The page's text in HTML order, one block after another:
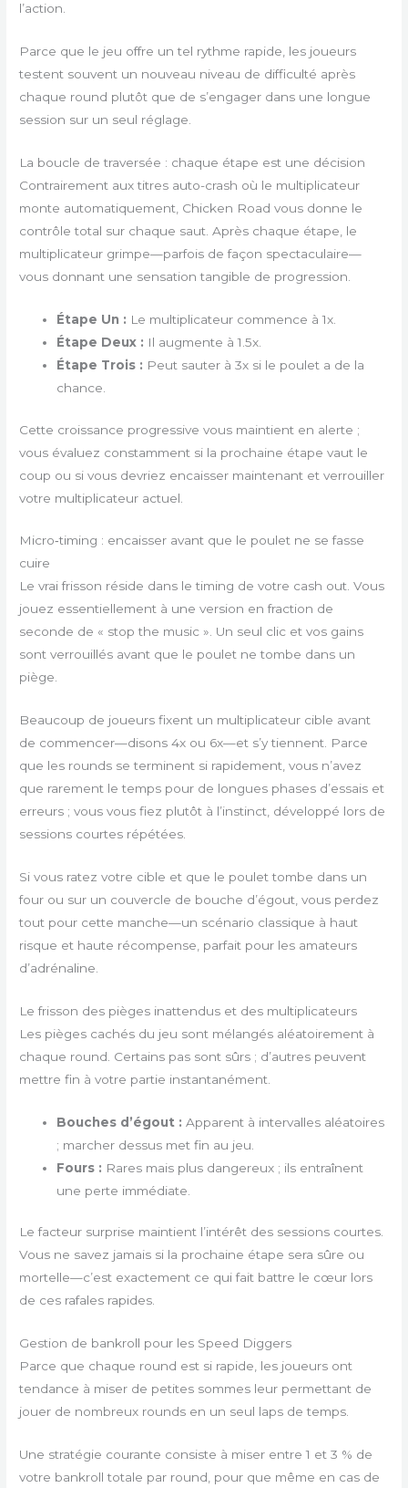
l’action.
Parce que le jeu offre un tel rythme rapide, les joueurs
testent souvent un nouveau niveau de difficulté après
chaque round plutôt que de s’engager dans une longue
session sur un seul réglage.
La boucle de traversée : chaque étape est une décision
Contrairement aux titres auto-crash où le multiplicateur
monte automatiquement, Chicken Road vous donne le
contrôle total sur chaque saut. Après chaque étape, le
multiplicateur grimpe—parfois de façon spectaculaire—
vous donnant une sensation tangible de progression.
Étape Un : Le multiplicateur commence à 1x.
Étape Deux : Il augmente à 1.5x.
Étape Trois : Peut sauter à 3x si le poulet a de la
chance.
Cette croissance progressive vous maintient en alerte ;
vous évaluez constamment si la prochaine étape vaut le
coup ou si vous devriez encaisser maintenant et verrouiller
votre multiplicateur actuel.
Micro‑timing : encaisser avant que le poulet ne se fasse
cuire
Le vrai frisson réside dans le timing de votre cash out. Vous
jouez essentiellement à une version en fraction de
seconde de « stop the music ». Un seul clic et vos gains
sont verrouillés avant que le poulet ne tombe dans un
piège.
Beaucoup de joueurs fixent un multiplicateur cible avant
de commencer—disons 4x ou 6x—et s’y tiennent. Parce
que les rounds se terminent si rapidement, vous n’avez
que rarement le temps pour de longues phases d’essais et
erreurs ; vous vous fiez plutôt à l’instinct, développé lors de
sessions courtes répétées.
Si vous ratez votre cible et que le poulet tombe dans un
four ou sur un couvercle de bouche d’égout, vous perdez
tout pour cette manche—un scénario classique à haut
risque et haute récompense, parfait pour les amateurs
d’adrénaline.
Le frisson des pièges inattendus et des multiplicateurs
Les pièges cachés du jeu sont mélangés aléatoirement à
chaque round. Certains pas sont sûrs ; d’autres peuvent
mettre fin à votre partie instantanément.
Bouches d’égout : Apparent à intervalles aléatoires
; marcher dessus met fin au jeu.
Fours : Rares mais plus dangereux ; ils entraînent
une perte immédiate.
Le facteur surprise maintient l’intérêt des sessions courtes.
Vous ne savez jamais si la prochaine étape sera sûre ou
mortelle—c’est exactement ce qui fait battre le cœur lors
de ces rafales rapides.
Gestion de bankroll pour les Speed Diggers
Parce que chaque round est si rapide, les joueurs ont
tendance à miser de petites sommes leur permettant de
jouer de nombreux rounds en un seul laps de temps.
Une stratégie courante consiste à miser entre 1 et 3 % de
votre bankroll totale par round, pour que même en cas de